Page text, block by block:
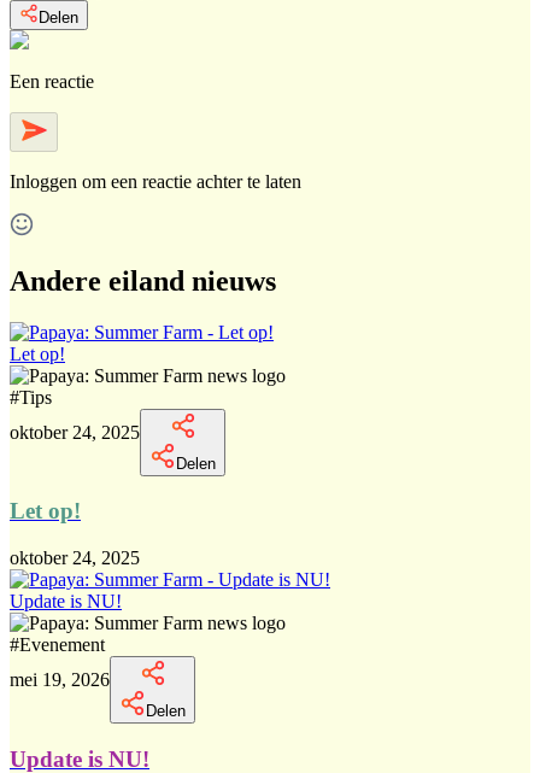
Delen
Een reactie
Inloggen om een reactie achter te laten
Andere eiland nieuws
Let op!
#Tips
oktober 24, 2025
Delen
Let op!
oktober 24, 2025
Update is NU!
#Evenement
mei 19, 2026
Delen
Update is NU!